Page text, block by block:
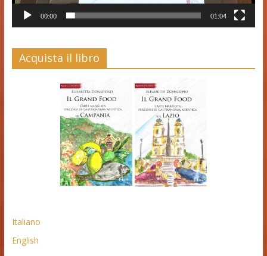
00:00 01:04
Acquista il libro
Italiano
English